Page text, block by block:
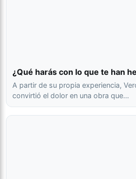
¿Qué harás con lo que te han
A partir de su propia experiencia,
convirtió el dolor en una obra que…